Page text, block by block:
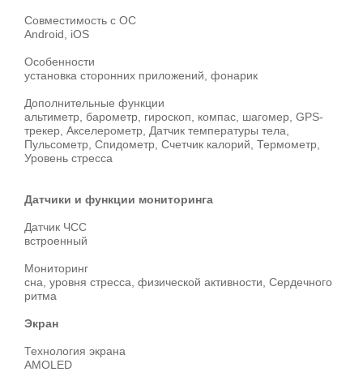
Совместимость с ОС
Android, iOS
Особенности
установка сторонних приложений, фонарик
Дополнительные функции
альтиметр, барометр, гироскоп, компас, шагомер, GPS-
трекер, Акселерометр, Датчик температуры тела,
Пульсометр, Спидометр, Счетчик калорий, Термометр,
Уровень стресса
Датчики и функции мониторинга
Датчик ЧСС
встроенный
Мониторинг
сна, уровня стресса, физической активности, Сердечного
ритма
Экран
Технология экрана
AMOLED